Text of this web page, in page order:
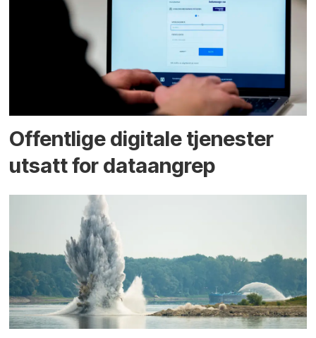
Offentlige digitale tjenester
utsatt for dataangrep